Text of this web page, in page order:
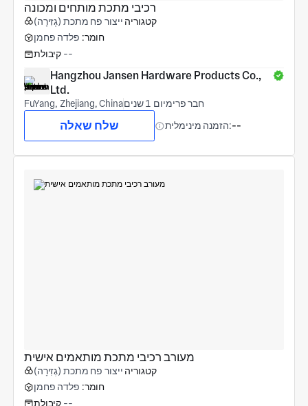
רכיבי מתכת מותחים ומכונה
קטגוריה ייצור פח מתכת (גְזִירָה)
חומר: פלדה פחמן
קיבולת --
Hangzhou Jansen Hardware Products Co.,
Ltd.
FuYang, Zhejiang, China חבר פרימיום 1 שנים
שלח שאלה הזמנה מינימלית:--
מעורב רכיבי מתכת מותאמים אישית
קטגוריה ייצור פח מתכת (גְזִירָה)
חומר: פלדה פחמן
קיבולת --